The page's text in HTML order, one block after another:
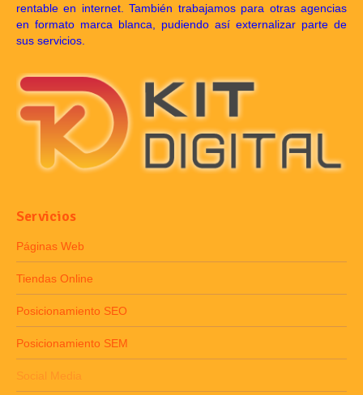
rentable en internet. También trabajamos para otras agencias
en formato marca blanca, pudiendo así externalizar parte de
sus servicios.
Servicios
Páginas Web
Tiendas Online
Posicionamiento SEO
Posicionamiento SEM
Social Media